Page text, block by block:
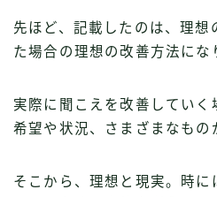
先ほど、記載したのは、理想
た場合の理想の改善方法にな
実際に聞こえを改善していく
希望や状況、さまざまなもの
そこから、理想と現実。時に